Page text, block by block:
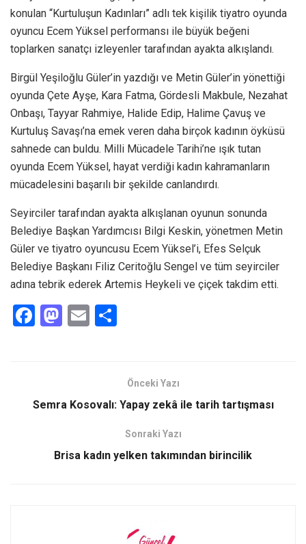
konulan “Kurtuluşun Kadınları” adlı tek kişilik tiyatro oyunda
oyuncu Ecem Yüksel performansı ile büyük beğeni
toplarken sanatçı izleyenler tarafından ayakta alkışlandı.
Birgül Yeşiloğlu Güler’in yazdığı ve Metin Güler’in yönettiği
oyunda Çete Ayşe, Kara Fatma, Gördesli Makbule, Nezahat
Onbaşı, Tayyar Rahmiye, Halide Edip, Halime Çavuş ve
Kurtuluş Savaşı’na emek veren daha birçok kadının öyküsü
sahnede can buldu. Milli Mücadele Tarihi’ne ışık tutan
oyunda Ecem Yüksel, hayat verdiği kadın kahramanların
mücadelesini başarılı bir şekilde canlandırdı.
Seyirciler tarafından ayakta alkışlanan oyunun sonunda
Belediye Başkan Yardımcısı Bilgi Keskin, yönetmen Metin
Güler ve tiyatro oyuncusu Ecem Yüksel’i, Efes Selçuk
Belediye Başkanı Filiz Ceritoğlu Sengel ve tüm seyirciler
adına tebrik ederek Artemis Heykeli ve çiçek takdim etti.
F
o
M
d
n
E
Önceki Yazı
Semra Kosovalı: Yapay zekâ ile tarih tartışması
Sonraki Yazı
Brisa kadın yelken takımından birincilik